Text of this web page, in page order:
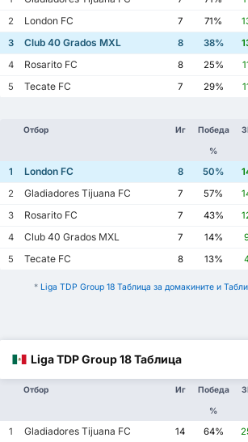
2
London FC 7 71%
3
Club 40 Grados MXL 8 38%
4
Rosarito FC 8 25%
5
Tecate FC 7 29%
Отбор Иг Победа
%
1 London FC 8 50%
2
Gladiadores Tijuana FC 7 57%
3
Rosarito FC 7 43%
4
Club 40 Grados MXL 7 14%
5
Tecate FC 8 13%
* Liga TDP Group 18 Таблица за домакините и
Liga TDP Group 18 Таблица
Отбор Иг Победа
%
1 Gladiadores Tijuana FC 14 64%